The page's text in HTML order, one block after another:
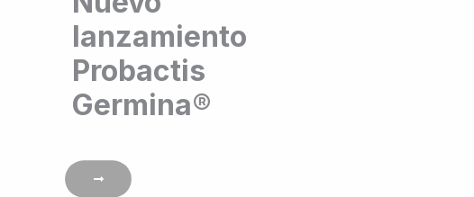
lanzamiento
Probactis
Germina®